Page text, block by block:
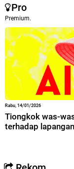
Pro
Premium.
Rabu, 14/01/2026
Tiongkok was-
terhadap